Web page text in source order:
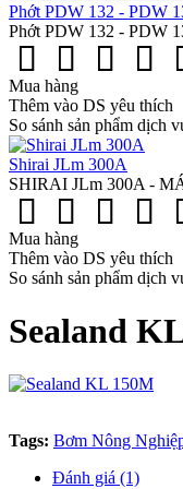
Phớt PDW 132 - PDW
Phớt PDW 132 - PDW
Mua hàng
Thêm vào DS yêu thích
So sánh sản phẩm dịch
Shirai JLm 300A
SHIRAI JLm 300A -
Mua hàng
Thêm vào DS yêu thích
So sánh sản phẩm dịch
Sealand
Tags: Bơm Nông
Đánh giá (1)